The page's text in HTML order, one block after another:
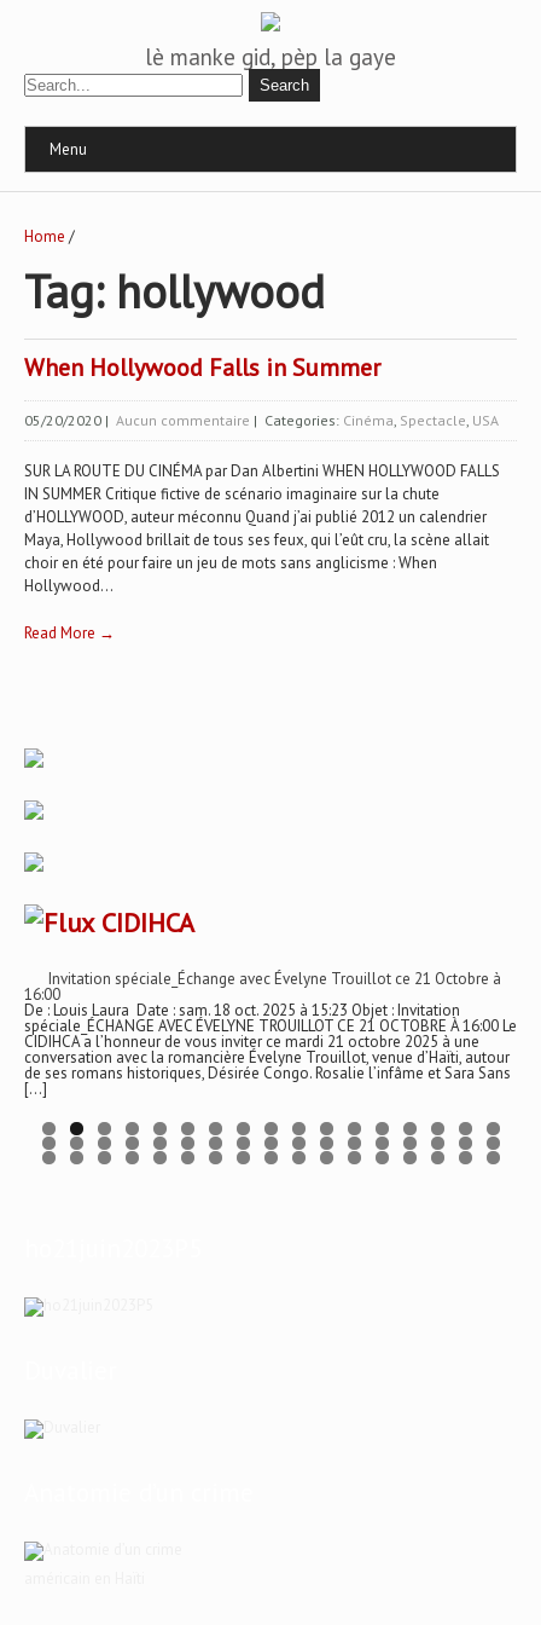
lè manke gid, pèp la gaye
Menu
Home /
Tag: hollywood
When Hollywood Falls in Summer
05/20/2020 | Aucun commentaire | Categories: Cinéma, Spectacle, USA
SUR LA ROUTE DU CINÉMA par Dan Albertini WHEN HOLLYWOOD FALLS
IN SUMMER Critique fictive de scénario imaginaire sur la chute
d’HOLLYWOOD, auteur méconnu Quand j’ai publié 2012 un calendrier
Maya, Hollywood brillait de tous ses feux, qui l’eût cru, la scène allait
choir en été pour faire un jeu de mots sans anglicisme : When
Hollywood...
Read More →
CIDIHCA
Invitation spéciale_Échange avec Évelyne Trouillot ce 21 Octobre à
16:00
De : Louis Laura Date : sam. 18 oct. 2025 à 15:23 Objet : Invitation
spéciale_ÉCHANGE AVEC ÉVELYNE TROUILLOT CE 21 OCTOBRE À 16:00 Le
CIDIHCA a l’honneur de vous inviter ce mardi 21 octobre 2025 à une
conversation avec la romancière Évelyne Trouillot, venue d’Haïti, autour
de ses romans historiques, Désirée Congo. Rosalie l’infâme et Sara Sans
[…]